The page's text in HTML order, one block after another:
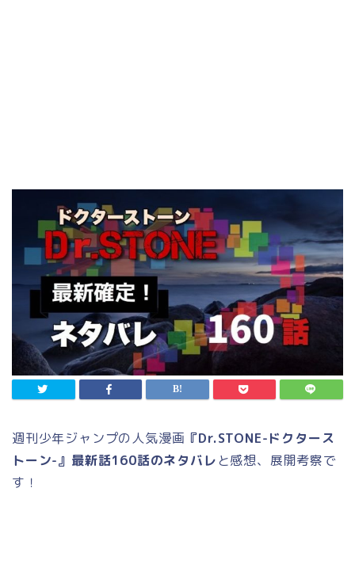
週刊少年ジャンプの人気漫画 『Dr.STONE-ドクタース
トーン-』最新話160話のネタバレと感想、展開考察で
す！